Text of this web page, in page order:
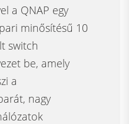
a QNAP egy
minősítésű 10
switch
be, amely
a
nagy